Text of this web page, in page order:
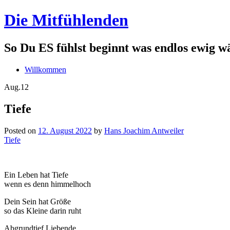
Die Mitfühlenden
So Du ES fühlst beginnt was endlos ewig
Willkommen
Aug.12
Tiefe
Posted on 12. August 2022 by Hans Joachim Antweiler
Tiefe
Ein Leben hat Tiefe
wenn es denn himmelhoch
Dein Sein hat Größe
so das Kleine darin ruht
Abgrundtief Liebende